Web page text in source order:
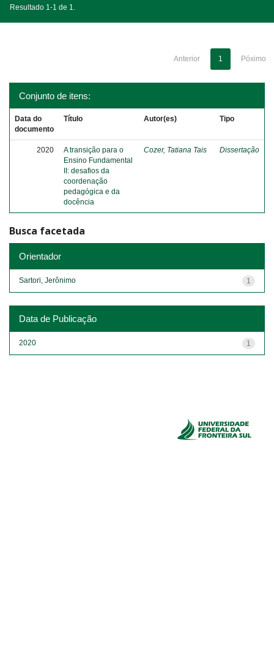
Resultado 1-1 de 1.
Anterior 1 Póximo
Conjunto de itens:
Data do
documento
Título Autor(es) Tipo
2020
A transição para o
Ensino Fundamental
II: desafios da
coordenação
pedagógica e da
docência
Cozer, Tatiana Tais Dissertação
Busca facetada
Orientador
1
Sartori, Jerônimo
Data de Publicação
1
2020